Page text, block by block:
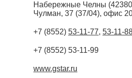
Набережные Челны (
Чулман, 37 (37/04), офис
+7 (8552) 53-11-77, 53-11-
+7 (8552) 53-11-99
www.gstar.ru